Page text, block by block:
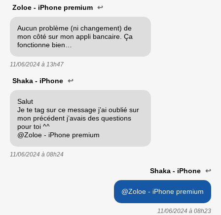
Zoloe - iPhone premium ↩
Aucun problème (ni changement) de
mon côté sur mon appli bancaire. Ça
fonctionne bien…
11/06/2024 à 13h47
Shaka - iPhone ↩
Salut
Je te tag sur ce message j’ai oublié sur
mon précédent j’avais des questions
pour toi ^^
@Zoloe - iPhone premium
11/06/2024 à 08h24
Shaka - iPhone ↩
@Zoloe - iPhone premium
11/06/2024 à 08h23